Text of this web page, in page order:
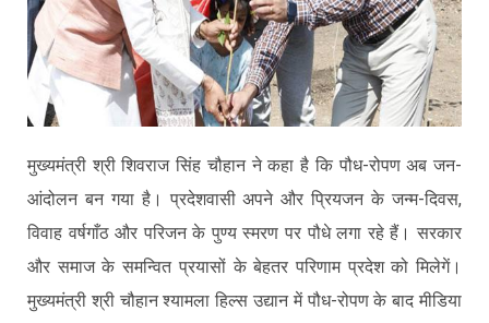
मुख्यमंत्री श्री शिवराज सिंह चौहान ने कहा है कि पौध-रोपण अब जन-
आंदोलन बन गया है। प्रदेशवासी अपने और प्रियजन के जन्म-दिवस,
विवाह वर्षगाँठ और परिजन के पुण्य स्मरण पर पौधे लगा रहे हैं। सरकार
और समाज के समन्वित प्रयासों के बेहतर परिणाम प्रदेश को मिलेगें।
मुख्यमंत्री श्री चौहान श्यामला हिल्स उद्यान में पौध-रोपण के बाद मीडिया